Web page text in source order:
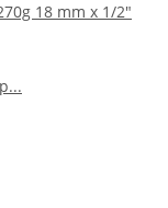
18 mm x 1/2"